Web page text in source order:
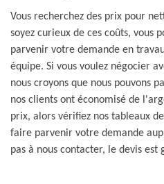
Vous recherchez des prix pour
soyez curieux de ces coûts, vous
parvenir votre demande en
équipe. Si vous voulez négocier
nous croyons que nous pouvons
nos clients ont économisé de
prix, alors vérifiez nos tableaux
faire parvenir votre demande
pas à nous contacter, le devis est